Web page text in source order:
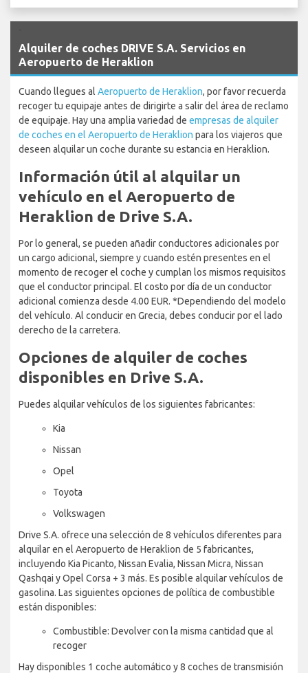
Alquiler de coches DRIVE S.A. Servicios en
Aeropuerto de Heraklion
Cuando llegues al Aeropuerto de Heraklion, por favor recuerda
recoger tu equipaje antes de dirigirte a salir del área de reclamo
de equipaje. Hay una amplia variedad de empresas de alquiler
de coches en el Aeropuerto de Heraklion para los viajeros que
deseen alquilar un coche durante su estancia en Heraklion.
Información útil al alquilar un
vehículo en el Aeropuerto de
Heraklion de Drive S.A.
Por lo general, se pueden añadir conductores adicionales por
un cargo adicional, siempre y cuando estén presentes en el
momento de recoger el coche y cumplan los mismos requisitos
que el conductor principal. El costo por día de un conductor
adicional comienza desde 4.00 EUR. *Dependiendo del modelo
del vehículo. Al conducir en Grecia, debes conducir por el lado
derecho de la carretera.
Opciones de alquiler de coches
disponibles en Drive S.A.
Puedes alquilar vehículos de los siguientes fabricantes:
Kia
Nissan
Opel
Toyota
Volkswagen
Drive S.A. ofrece una selección de 8 vehículos diferentes para
alquilar en el Aeropuerto de Heraklion de 5 fabricantes,
incluyendo Kia Picanto, Nissan Evalia, Nissan Micra, Nissan
Qashqai y Opel Corsa + 3 más. Es posible alquilar vehículos de
gasolina. Las siguientes opciones de política de combustible
están disponibles:
Combustible: Devolver con la misma cantidad que al
recoger
Hay disponibles 1 coche automático y 8 coches de transmisión